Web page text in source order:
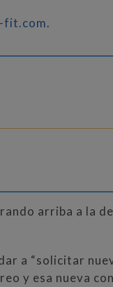
fit.com.
arriba a la
a “solicitar
y esa nueva